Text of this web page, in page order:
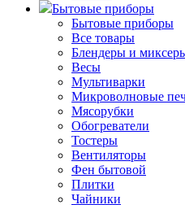
Бытовые приборы
Бытовые приборы
Все товары
Блендеры и
Весы
Мультиварки
Микроволновые
Мясорубки
Обогреватели
Тостеры
Вентиляторы
Фен бытовой
Плитки
Чайники